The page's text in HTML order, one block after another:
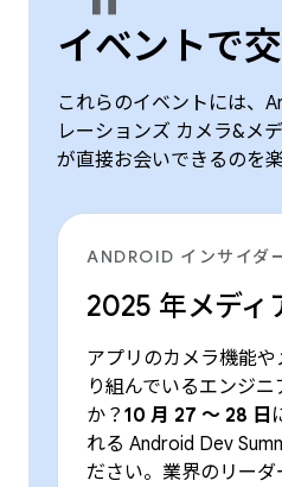
イベントで
これらのイベントには、
レーションズ カメラ&メ
が直接お会いできるのを
ANDROID インサイダ
2025 年メディ
アプリのカメラ機能
り組んでいるエンジ
か？ 10 月 27 ～ 28 日
れる Android Dev
ださい。業界のリーダ